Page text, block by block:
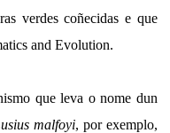
verdes coñecidas e que
and Evolution.
que leva o nome dun
malfoyi, por exemplo,